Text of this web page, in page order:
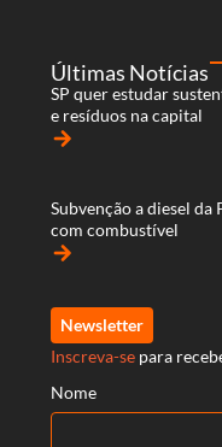
Últimas Notícias
SP quer estudar
e resíduos na capital
arrow_forward
Subvenção a diesel da
com combustível
arrow_forward
Newsletter
Inscreva-se para
Nome